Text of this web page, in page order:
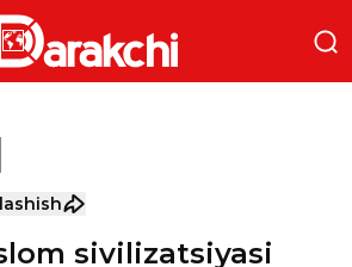
sivilizatsiyasi